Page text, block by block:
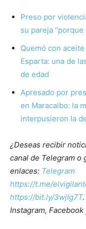
Preso por
su pareja
Quemó con
Esparta: una de
de edad
Apresado por
en Maracaibo: la
interpusieron la
¿Deseas recibir
canal de Telegram o
enlaces: Telegram
https://t.me/
https://bit.ly/3wjIg7T
Instagram,